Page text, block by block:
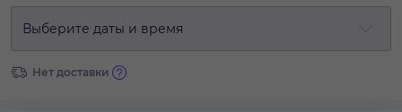
Выберите даты и время
Нет доставки